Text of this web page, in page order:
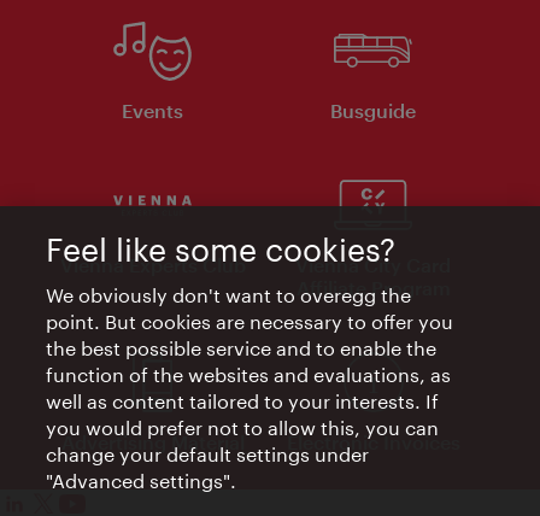
Events Busguide
Vienna Experts Club
Vienna City Card
Affiliate Program
Advertising Material Electronic Invoices
Feel like some cookies?
We obviously don't want to overegg the
point. But cookies are necessary to offer you
the best possible service and to enable the
function of the websites and evaluations, as
well as content tailored to your interests. If
you would prefer not to allow this, you can
change your default settings under
"Advanced settings".